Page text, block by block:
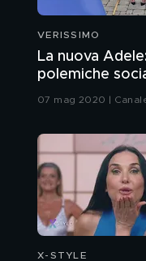
VERISSIMO
La nuova
polemiche
07 mag 2020 |
X-STYLE